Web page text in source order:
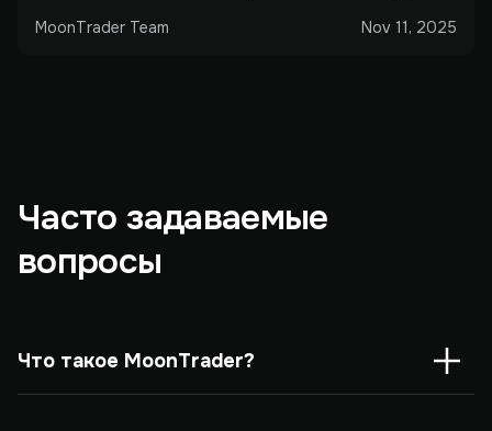
MoonTrader Team Nov 11, 2025
Часто задаваемые
вопросы
Что такое MoonTrader?